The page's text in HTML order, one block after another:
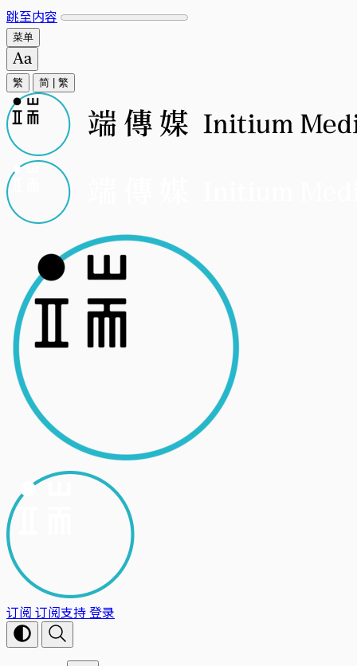
跳至内容
菜单
繁 简 繁
订阅 订阅支持登录